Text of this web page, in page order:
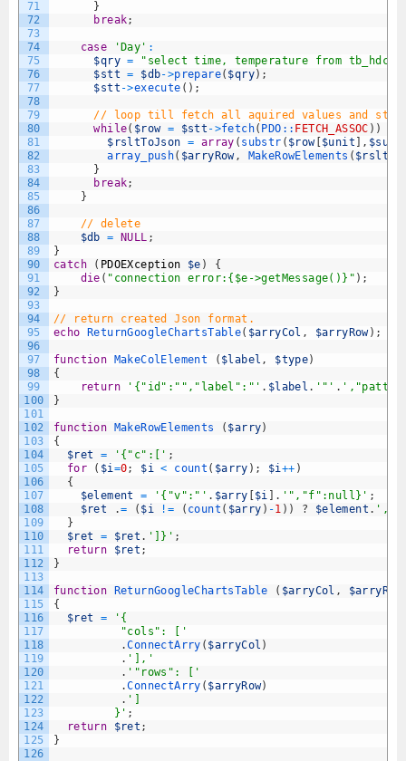
71
72
73
74
75
76
77
78
79
80
81
82
83
84
85
86
87
88
89
90
91
92
93
94
95
96
97
98
99
100
101
102
103
104
105
106
107
108
109
110
111
112
113
114
115
116
117
118
119
120
121
122
123
124
125
126
}
break;
case 'Day' :
$qry =
"select time, temperature from
$stt
= $db->prepare( $qry) ;
$stt ->execute ( ) ;
// loop till fetch all aquired values and
while( $row = $stt ->fetch( PDO:: FETCH_ASSOC ) )
$rsltToJson = array ( substr ( $row[$unit ] ,
array_push( $arryRow, MakeRowElements (
}
break;
}
// delete
$db = NULL ;
}
catch
( PDOEXception $e )
{
die ( "connection error:{$e->getMessage()}" ) ;
}
// return created Json format.
echo ReturnGoogleChartsTable( $arryCol , $arryRow) ;
function MakeColElement ( $label , $type)
{
return
'{"id":"","label":"' . $label . '"' .
}
function MakeRowElements ( $arry)
{
$ret
= '{"c":[' ;
for
( $i=0; $i < count ( $arry ) ; $i++ )
{
$element
= '{"v":"' . $arry [$i ] . '","f":null}' ;
$ret
.= ( $i != ( count ( $arry ) -1 ) ) ? $element . ','
}
$ret
= $ret . ']}' ;
return
$ret ;
}
function ReturnGoogleChartsTable ( $arryCol , $arryRow
{
$ret
=
'{
"cols": ['
.ConnectArry ( $arryCol )
. '],'
. '"rows": ['
.ConnectArry ( $arryRow)
. ']
}' ;
return
$ret ;
}